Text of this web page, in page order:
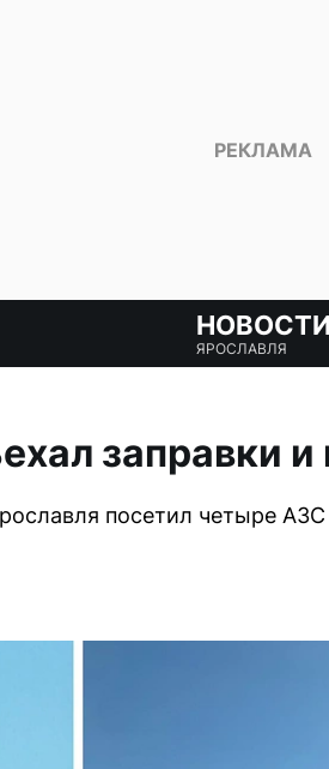
НОВОСТИ
ЯРОСЛАВЛЯ
заправки
посетил четыре АЗС